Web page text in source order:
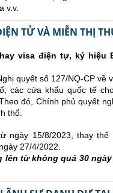
v.v.
TỬ VÀ MIỄN THỊ
visa điện tự, ký hiệu
quyết số 127/NQ-CP về
các cửa khẩu quốc tế
đó, Chính phủ quyết
thổ.
ngày 15/8/2023, thay thế
27/4/2022.
từ không quá 30